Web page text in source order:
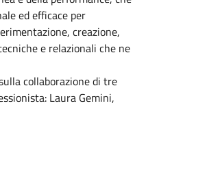
ed efficace per
creazione,
e relazionali che ne
collaborazione di tre
Laura Gemini,